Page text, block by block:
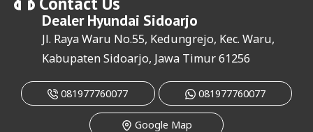
DealerHyundai Sidoarjo
Jl. Raya Waru No.55, Kedungrejo, Kec. Waru,
Kabupaten Sidoarjo, Jawa Timur 61256
081977760077 081977760077
Google Map